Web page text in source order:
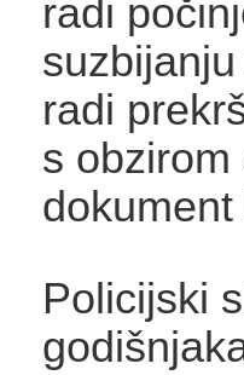
radi
radi
s
Policijski